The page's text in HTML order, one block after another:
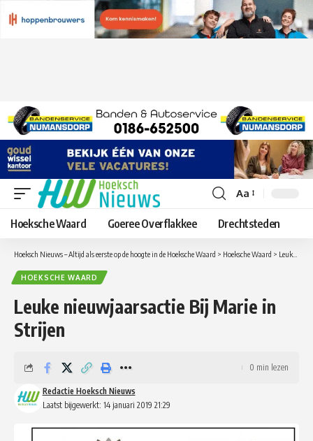
Lettergrootte
aanpassen
Aa
Hoeksche Waard Goeree Overflakkee Drechtsteden
Hoeksch Nieuws – Altijd als eerste op de hoogte in de Hoeksche Waard > Hoeksche Waard > Leuke nieuwjaarsactie Bij Marie in Strijen
HOEKSCHE WAARD
Leuke nieuwjaarsactie Bij Marie in
Strijen
Laatst bijgewerkt: 14 januari 2019 21:29
Redactie Hoeksch Nieuws
0 min lezen